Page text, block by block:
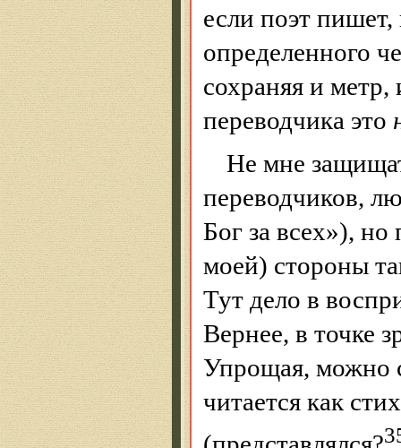
если поэт
определенного
сохраняя и
переводчика это
Не мне
переводчиков,
Бог за всех»),
моей) стороны
Тут дело в
Вернее, в точке
Упрощая, можно
читается как